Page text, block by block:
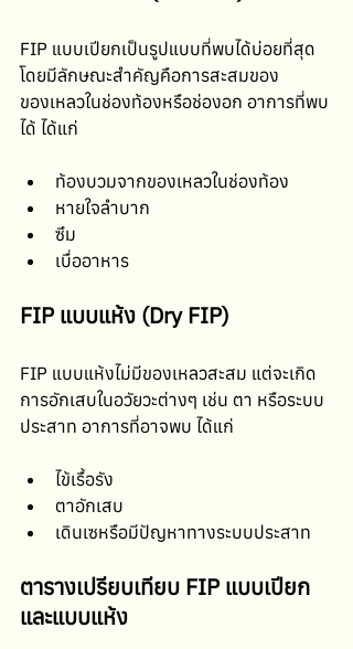
FIP แบบเปียกเป็นรูปแบบที่พบได้บ่อยที่สุด
โดยมีลักษณะสำคัญคือการสะสมของ
ของเหลวในช่องท้องหรือช่องอก อาการที่พบ
ได้ ได้แก่
ท้องบวมจากของเหลวในช่องท้อง
หายใจลำบาก
ซึม
เบื่ออาหาร
FIP แบบแห้ง (Dry FIP)
FIP แบบแห้งไม่มีของเหลวสะสม แต่จะเกิด
การอักเสบในอวัยวะต่างๆ เช่น ตา หรือระบบ
ประสาท อาการที่อาจพบ ได้แก่
ไข้เรื้อรัง
ตาอักเสบ
เดินเซหรือมีปัญหาทางระบบประสาท
ตารางเปรียบเทียบ FIP แบบเปียก
และแบบแห้ง